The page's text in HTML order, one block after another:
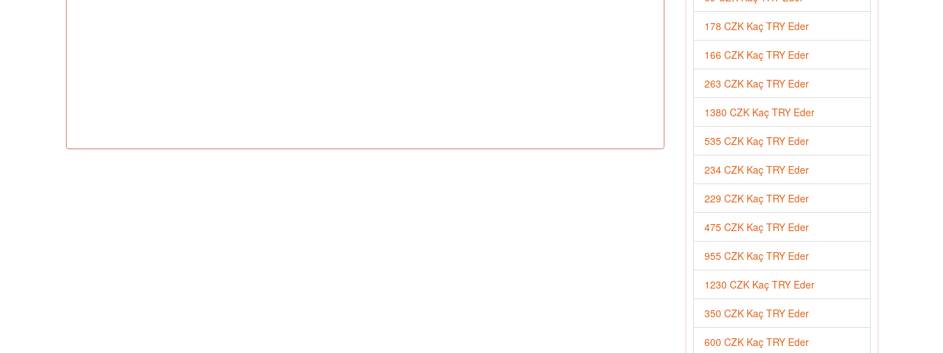
178 CZK Kaç TRY Eder
166 CZK Kaç TRY Eder
263 CZK Kaç TRY Eder
1380 CZK Kaç TRY Eder
535 CZK Kaç TRY Eder
234 CZK Kaç TRY Eder
229 CZK Kaç TRY Eder
475 CZK Kaç TRY Eder
955 CZK Kaç TRY Eder
1230 CZK Kaç TRY Eder
350 CZK Kaç TRY Eder
600 CZK Kaç TRY Eder